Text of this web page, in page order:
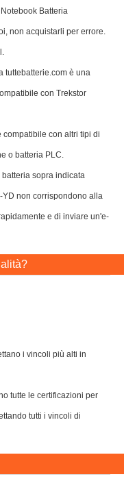
o batteria PLC.
sopra indicata
non corrispondono alla
e di inviare un'e-
i vincoli più alti in
tutte le certificazioni per
tutti i vincoli di
di mostrarvi tutti i
i prodotti velocemente.
certi di trovare prezzi
trasparenza.